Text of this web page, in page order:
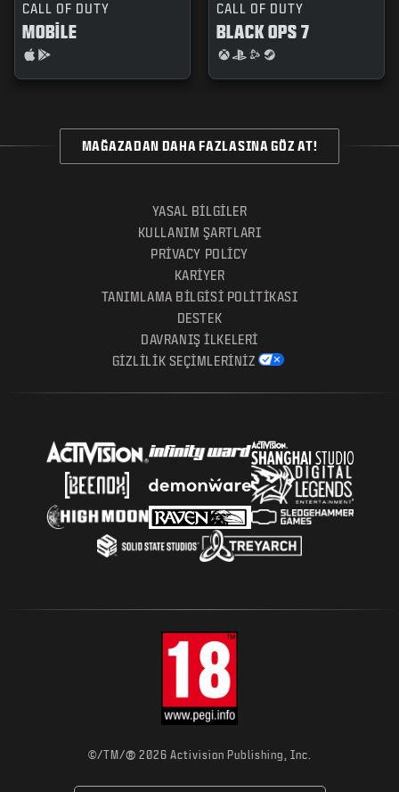
CALL OF DUTY
MOBILE
CALL OF DUTY
BLACK OPS 7
MAĞAZADAN DAHA FAZLASINA GÖZ AT!
YASAL BILGILER
KULLANIM ŞARTLARI
PRIVACY POLICY
KARIYER
TANIMLAMA BILGISI POLITIKASI
DESTEK
DAVRANIŞ İLKELERI
GIZLILIK SEÇIMLERINIZ
©/TM/® 2026 Activision Publishing, Inc.